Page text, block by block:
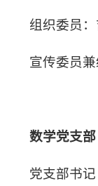
组织委员
宣传委员
数学党支部
党支部书